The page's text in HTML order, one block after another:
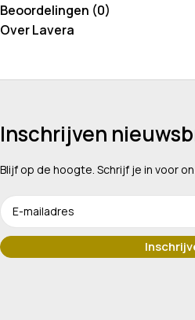
Beoordelingen (0)
Over Lavera
Inschrijven
Blijf op de hoogte. Schrijf je in voor